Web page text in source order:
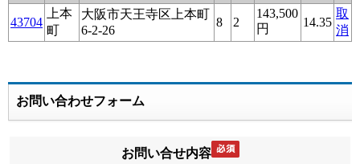
43704
上本
町
大阪市天王寺区上本町
6-2-26
8 2
143,500
円
14.35
取
消
お問い合わせフォーム
お問い合せ内容